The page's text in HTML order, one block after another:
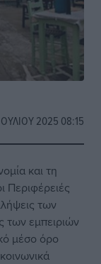
2025 08:15
και τη
Περιφέρειές
των
των εμπειριών
μέσο όρο